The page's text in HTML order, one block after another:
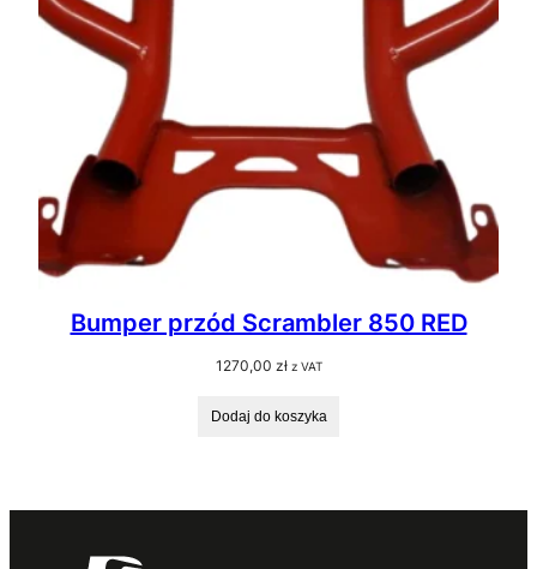
Bumper przód Scrambler 850 RED
1270,00 zł z VAT
Dodaj do koszyka